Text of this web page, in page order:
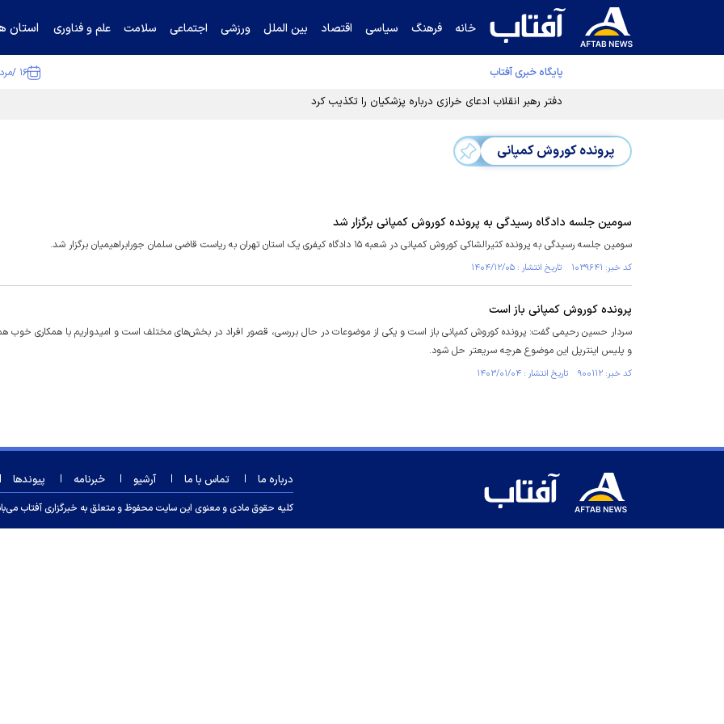
خانه فرهنگ سیاسی اقتصاد بین الملل ورزشی اجتماعی سلامت علم و فناوری استان
پایگاه خبری آفتاب ۱۶ /مرداد /۱۴۰۵
دفتر رهبر انقلاب ادعای خرازی درباره پزشکیان را تکذیب کرد
پرونده کوروش کمپانی
سومین جلسه دادگاه رسیدگی به پرونده کوروش کمپانی برگزار شد
سومین جلسه رسیدگی به پرونده کثیرالشاکی کوروش کمپانی در شعبه ۱۵ دادگاه کیفری یک استان تهران به ریاست قاضی سلمان جورابراهیمیان برگزار شد.
کد خبر: ۱۰۳۹۶۴۱ تاریخ انتشار : ۱۴۰۴/۱۲/۰۵
پرونده کوروش کمپانی باز است
سردار حسین رحیمی گفت: پرونده کوروش کمپانی باز است و یکی از موضوعات در حال بررسی، قصور افراد در بخش‌های مختلف است و امیدواریم با همکاری خوب
و پلیس اینترپل این موضوع هرچه سریعتر حل شود.
کد خبر: ۹۰۰۱۱۲ تاریخ انتشار : ۱۴۰۳/۰۱/۰۴
درباره ما تماس با ما آرشیو خبرنامه پیوندها
کلیه حقوق مادی و معنوی این سایت محفوظ و متعلق به خبرگزاری آفتاب